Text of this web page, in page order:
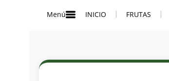
Menú INICIO FRUTAS